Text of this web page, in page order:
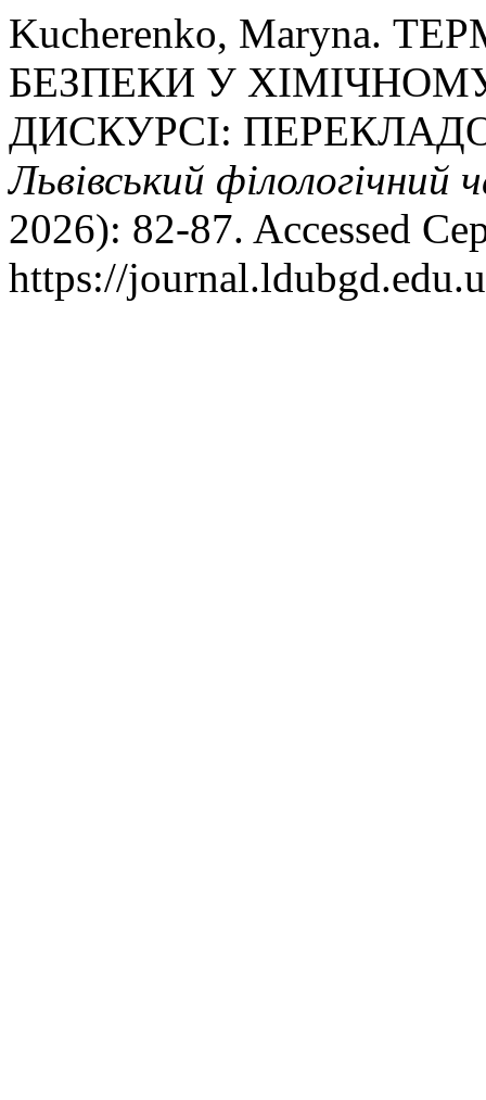
Kucherenko, Maryna.
БЕЗПЕКИ У
ДИСКУРСІ:
Львівський філологічний
2026): 82-87. Accessed
https://